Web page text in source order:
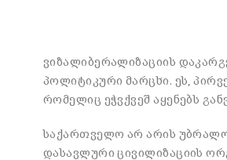
ვიზალიბერალიზაციის
პოლიტიკური მარცხი. ეს,
რომელიც ეჭვქვეშ აყენებს
საქართველო არ არის
დასავლური ცივილიზაციის